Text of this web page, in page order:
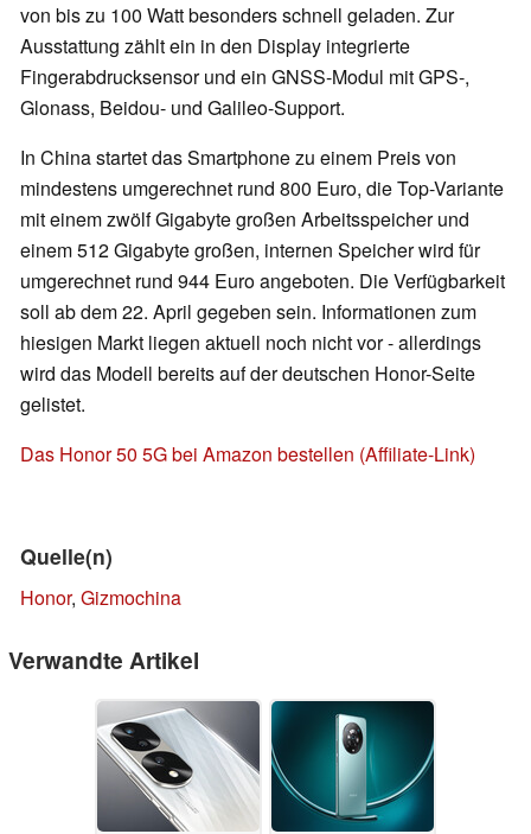
von bis zu 100 Watt besonders schnell geladen. Zur
Ausstattung zählt ein in den Display integrierte
Fingerabdrucksensor und ein GNSS-Modul mit GPS-,
Glonass, Beidou- und Galileo-Support.
In China startet das Smartphone zu einem Preis von
mindestens umgerechnet rund 800 Euro, die Top-Variante
mit einem zwölf Gigabyte großen Arbeitsspeicher und
einem 512 Gigabyte großen, internen Speicher wird für
umgerechnet rund 944 Euro angeboten. Die Verfügbarkeit
soll ab dem 22. April gegeben sein. Informationen zum
hiesigen Markt liegen aktuell noch nicht vor - allerdings
wird das Modell bereits auf der deutschen Honor-Seite
gelistet.
Das Honor 50 5G bei Amazon bestellen (Affiliate-Link)
Quelle(n)
Honor, Gizmochina
Verwandte Artikel